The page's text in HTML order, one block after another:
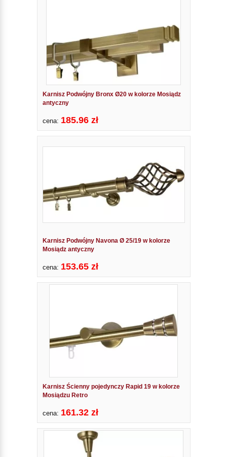
Karnisz Podwójny Bronx Ø20 w kolorze Mosiądz
antyczny
cena: 185.96 zł
Karnisz Podwójny Navona Ø 25/19 w kolorze
Mosiądz antyczny
cena: 153.65 zł
Karnisz Ścienny pojedynczy Rapid 19 w kolorze
Mosiądzu Retro
cena: 161.32 zł